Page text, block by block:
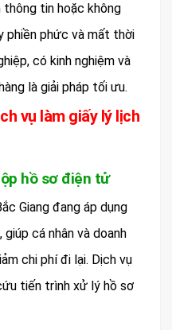
thông tin hoặc không
phiền phức và mất thời
có kinh nghiệm và
là giải pháp tối ưu.
vụ làm giấy lý lịch
hồ sơ điện tử
Giang đang áp dụng
cá nhân và doanh
chi phí đi lại. Dịch vụ
tiến trình xử lý hồ sơ